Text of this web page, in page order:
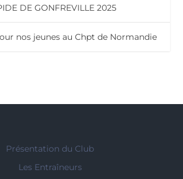
DE GONFREVILLE 2025
nos jeunes au Chpt de Normandie
Présentation du Club
Les Entraîneurs